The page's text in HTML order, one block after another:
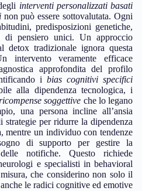
interventi personalizzati basati
non può essere sottovalutata. Ogni
predisposizioni genetiche,
di pensiero unici. Un approccio
detox tradizionale ignora questa
intervento veramente efficace
approfondita del profilo
i bias cognitivi specifici
alla dipendenza tecnologica, i
soggettive che lo legano
una persona incline all’ansia
strategie per ridurre la dipendenza
mentre un individuo con tendenze
di supporto per gestire la
notifiche. Questo richiede
e specialisti in behavioral
che considerino non solo il
le radici cognitive ed emotive